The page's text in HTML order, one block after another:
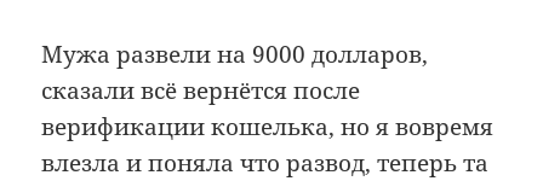
Мужа развели на 9000 долларов,
сказали всё вернётся после
верификации кошелька, но я вовремя
влезла и поняла что развод, теперь та